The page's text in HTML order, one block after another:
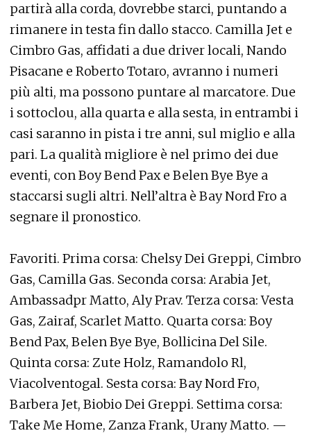
partirà alla corda, dovrebbe starci, puntando a
rimanere in testa fin dallo stacco. Camilla Jet e
Cimbro Gas, affidati a due driver locali, Nando
Pisacane e Roberto Totaro, avranno i numeri
più alti, ma possono puntare al marcatore. Due
i sottoclou, alla quarta e alla sesta, in entrambi i
casi saranno in pista i tre anni, sul miglio e alla
pari. La qualità migliore è nel primo dei due
eventi, con Boy Bend Pax e Belen Bye Bye a
staccarsi sugli altri. Nell’altra è Bay Nord Fro a
segnare il pronostico.
Favoriti. Prima corsa: Chelsy Dei Greppi, Cimbro
Gas, Camilla Gas. Seconda corsa: Arabia Jet,
Ambassadpr Matto, Aly Prav. Terza corsa: Vesta
Gas, Zairaf, Scarlet Matto. Quarta corsa: Boy
Bend Pax, Belen Bye Bye, Bollicina Del Sile.
Quinta corsa: Zute Holz, Ramandolo Rl,
Viacolventogal. Sesta corsa: Bay Nord Fro,
Barbera Jet, Biobio Dei Greppi. Settima corsa:
Take Me Home, Zanza Frank, Urany Matto. —